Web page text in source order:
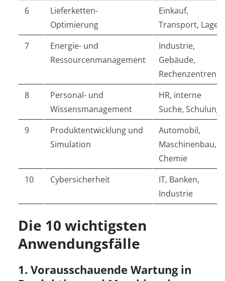
6
Lieferketten-
Optimierung
Einkauf,
Transport, Lager
7
Energie- und
Ressourcenmanagement
Industrie,
Gebäude,
Rechenzentren
8
Personal- und
Wissensmanagement
HR, interne
Suche, Schulung
9
Produktentwicklung und
Simulation
Automobil,
Maschinenbau,
Chemie
10
Cybersicherheit
IT, Banken,
Industrie
Die 10 wichtigsten
Anwendungsfälle
1. Vorausschauende Wartung in